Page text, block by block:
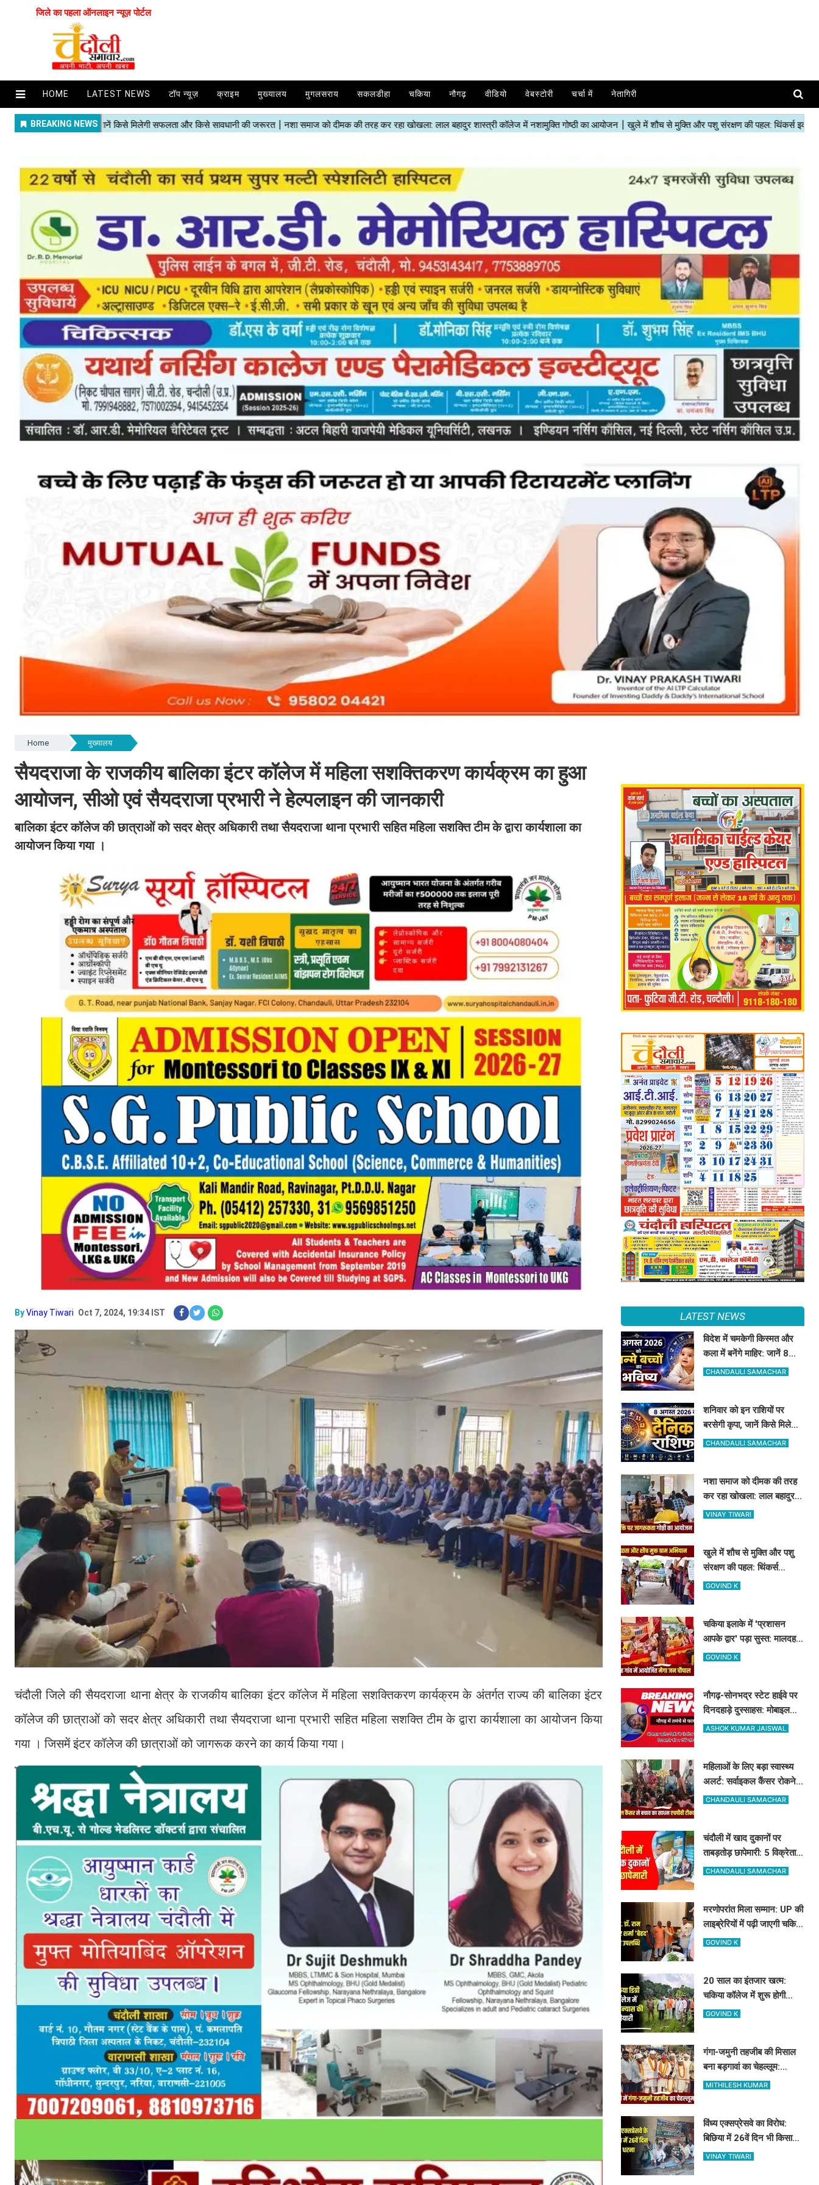
जिले का पहला ऑनलाइन न्यूज़ पोर्टल
HOME LATEST NEWS टॉप न्यूज़ क्राइम मुख्यालय मुगलसराय सकलडीहा चकिया नौगढ़ वीडियो वेबस्टोरी चर्चा में नेतागिरी
Home मुख्यालय
सैयदराजा के राजकीय बालिका इंटर कॉलेज में महिला सशक्तिकरण कार्यक्रम का हुआ
आयोजन, सीओ एवं सैयदराजा प्रभारी ने हेल्पलाइन की जानकारी
बालिका इंटर कॉलेज की छात्राओं को सदर क्षेत्र अधिकारी तथा सैयदराजा थाना प्रभारी सहित महिला सशक्ति टीम के द्वारा कार्यशाला का
आयोजन किया गया ।
ByVinay Tiwari Oct 7, 2024, 19:34 IST
चंदौली जिले की सैयदराजा थाना क्षेत्र के राजकीय बालिका इंटर कॉलेज में महिला सशक्तिकरण कार्यक्रम के अंतर्गत राज्य की बालिका इंटर
कॉलेज की छात्राओं को सदर क्षेत्र अधिकारी तथा सैयदराजा थाना प्रभारी सहित महिला सशक्ति टीम के द्वारा कार्यशाला का आयोजन किया
गया । जिसमें इंटर कॉलेज की छात्राओं को जागरूक करने का कार्य किया गया।
LATEST NEWS
विदेश में चमकेगी किस्मत और
कला में बनेंगे माहिर: जानें 8
अगस्त को जन्मे बच्चों का जीवन
CHANDAULI SAMACHAR
शनिवार को इन राशियों पर
बरसेगी कृपा, जानें किसे मिलेगी
सफलता और किसे सावधानी की
CHANDAULI SAMACHAR
नशा समाज को दीमक की तरह
कर रहा खोखला: लाल बहादुर
शास्त्री कॉलेज में नशामुक्ति
VINAY TIWARI
खुले में शौच से मुक्ति और पशु
संरक्षण की पहल: थिंकर्स
इवोल्यूशंस फाउंडेशन ने चंदौली
GOVIND K
चकिया इलाके में 'प्रशासन
आपके द्वार' पड़ा सुस्त: मालदह
गांव की मेगा जन चौपाल में नहीं
GOVIND K
नौगढ़-सोनभद्र स्टेट हाईवे पर
दिनदहाड़े दुस्साहस: मोबाइल
व्यवसायी पर तमंचे से फायरिंग,
ASHOK KUMAR JAISWAL
महिलाओं के लिए बड़ा स्वास्थ्य
अलर्ट: सर्वाइकल कैंसर रोकने
के लिए मुफ्त लग रहा HPV का
CHANDAULI SAMACHAR
चंदौली में खाद दुकानों पर
ताबड़तोड़ छापेमारी: 5 विक्रेताओं
को नोटिस, 10 सैंपल लिए गए
CHANDAULI SAMACHAR
मरणोपरांत मिला सम्मान: UP की
लाइब्रेरियों में पढ़ी जाएगी चकिया
के शिक्षक स्व. डॉ. राम किशोर
GOVIND K
20 साल का इंतजार खत्म:
चकिया कॉलेज में शुरू होगी
साइंस की पढ़ाई, विधायक और
GOVIND K
गंगा-जमुनी तहजीब की मिसाल
बना बड़गावां का चेहल्लूम:
नौहाखानी और हैरतअंगेज खेलों
MITHILESH KUMAR
विंध्य एक्सप्रेसवे का विरोध:
बिछिया में 26वें दिन भी किसानों
का धरना जारी, किसान नेता 5
VINAY TIWARI